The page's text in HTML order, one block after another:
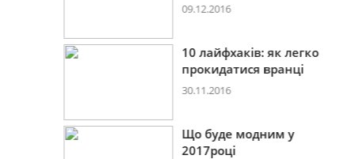
10 лайфхаків: як легко
прокидатися вранці
Що буде модним у
2017році